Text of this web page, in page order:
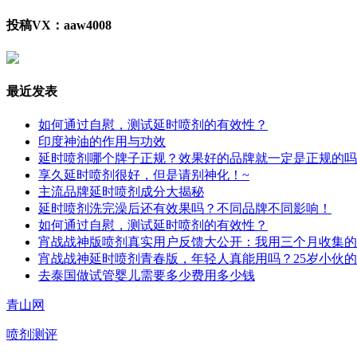
投稿VX：aaw4008
最近发表
如何通过自慰，测试延时喷剂的有效性？
印度神油的作用与功效
延时喷剂哪个牌子正规？效果好的品牌就一定是正规的吗
享久延时喷剂很好，但是请别神化！~
主流品牌延时喷剂成分大揭秘
延时喷剂洗完澡后还有效果吗？不同品牌不同影响！
如何通过自慰，测试延时喷剂的有效性？
宵战战神版喷剂真实用户反馈大公开：我用三个月收集
宵战战神延时喷剂青春版，年轻人真能用吗？25岁小伙
去泰国做试管婴儿需要多少费用多少钱
青山网
喷剂测评